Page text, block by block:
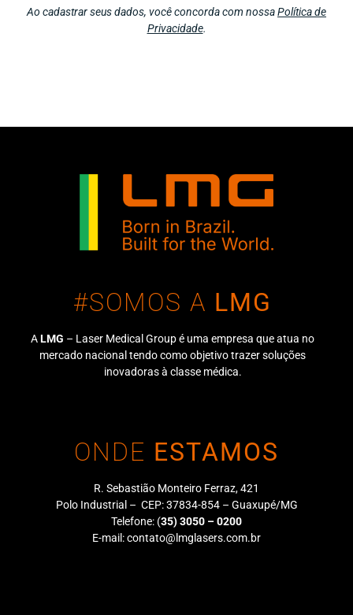
Ao cadastrar seus dados, você concorda com nossaPolítica de
Privacidade.
#SOMOS A LMG
ALMG – Laser Medical Group é uma empresa que atua no
mercado nacional tendo como objetivo trazer soluções
inovadoras à classe médica.
ONDE ESTAMOS
R. Sebastião Monteiro Ferraz, 421
Polo Industrial – CEP: 37834-854 – Guaxupé/MG
Telefone: (35) 3050 – 0200
E-mail:contato@lmglasers.com.br